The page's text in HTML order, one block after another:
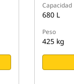
Capacidad
680 L
Peso
425 kg